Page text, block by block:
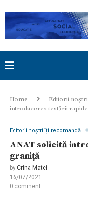
Home Editorii
introducerea testării
Editorii noștri îți recomandă
ANAT solicită
graniţă
by Crina Matei
16/07/2021
0 comment